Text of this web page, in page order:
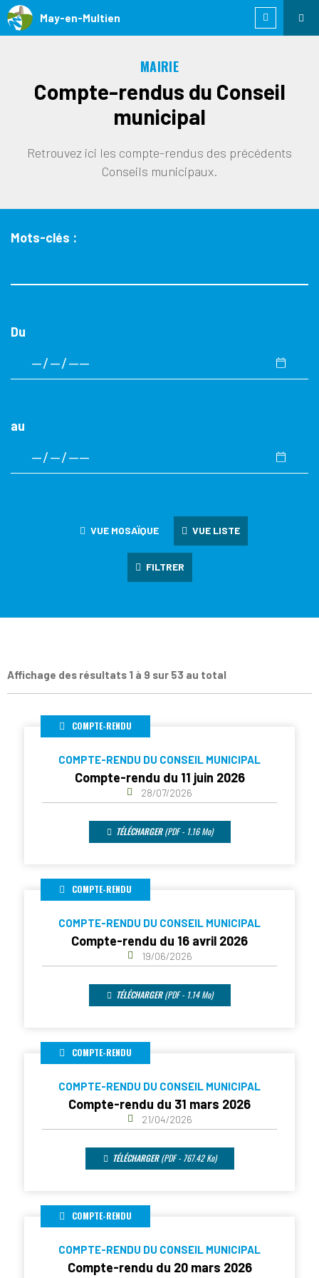
May-en-Multien
MAIRIE
Compte-rendus du Conseil
municipal
Retrouvez ici les compte-rendus des précédents
Conseils municipaux.
Mots-clés :
Du
au
VUE MOSAÏQUE VUE LISTE
FILTRER
Affichage des résultats 1 à 9 sur 53 au total
COMPTE-RENDU
COMPTE-RENDU DU CONSEIL MUNICIPAL
Compte-rendu du 11 juin 2026
28/07/2026
TÉLÉCHARGER(PDF - 1.16 Mo)
COMPTE-RENDU
COMPTE-RENDU DU CONSEIL MUNICIPAL
Compte-rendu du 16 avril 2026
19/06/2026
TÉLÉCHARGER(PDF - 1.14 Mo)
COMPTE-RENDU
COMPTE-RENDU DU CONSEIL MUNICIPAL
Compte-rendu du 31 mars 2026
21/04/2026
TÉLÉCHARGER(PDF - 767.42 Ko)
COMPTE-RENDU
COMPTE-RENDU DU CONSEIL MUNICIPAL
Compte-rendu du 20 mars 2026